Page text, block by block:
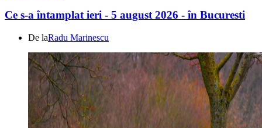
Ce s-a întamplat ieri - 5 august 2026 - în Bucuresti
De laRadu Marinescu